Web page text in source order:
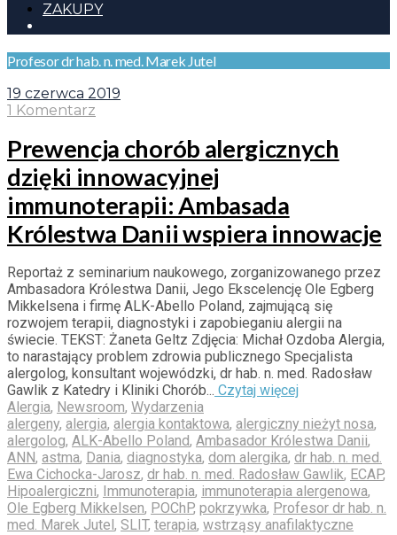
ZAKUPY
Profesor dr hab. n. med. Marek Jutel
19 czerwca 2019
1 Komentarz
Prewencja chorób alergicznych
dzięki innowacyjnej
immunoterapii: Ambasada
Królestwa Danii wspiera innowacje
Reportaż z seminarium naukowego, zorganizowanego przez
Ambasadora Królestwa Danii, Jego Ekscelencję Ole Egberg
Mikkelsena i firmę ALK-Abello Poland, zajmującą się
rozwojem terapii, diagnostyki i zapobieganiu alergii na
świecie. TEKST: Żaneta Geltz Zdjęcia: Michał Ozdoba Alergia,
to narastający problem zdrowia publicznego Specjalista
alergolog, konsultant wojewódzki, dr hab. n. med. Radosław
Gawlik z Katedry i Kliniki Chorób... Czytaj więcej
Alergia, Newsroom, Wydarzenia
alergeny, alergia, alergia kontaktowa, alergiczny nieżyt nosa,
alergolog, ALK-Abello Poland, Ambasador Królestwa Danii,
ANN, astma, Dania, diagnostyka, dom alergika, dr hab. n. med.
Ewa Cichocka-Jarosz, dr hab. n. med. Radosław Gawlik, ECAP,
Hipoalergiczni, Immunoterapia, immunoterapia alergenowa,
Ole Egberg Mikkelsen, POChP, pokrzywka, Profesor dr hab. n.
med. Marek Jutel , SLIT, terapia, wstrząsy anafilaktyczne